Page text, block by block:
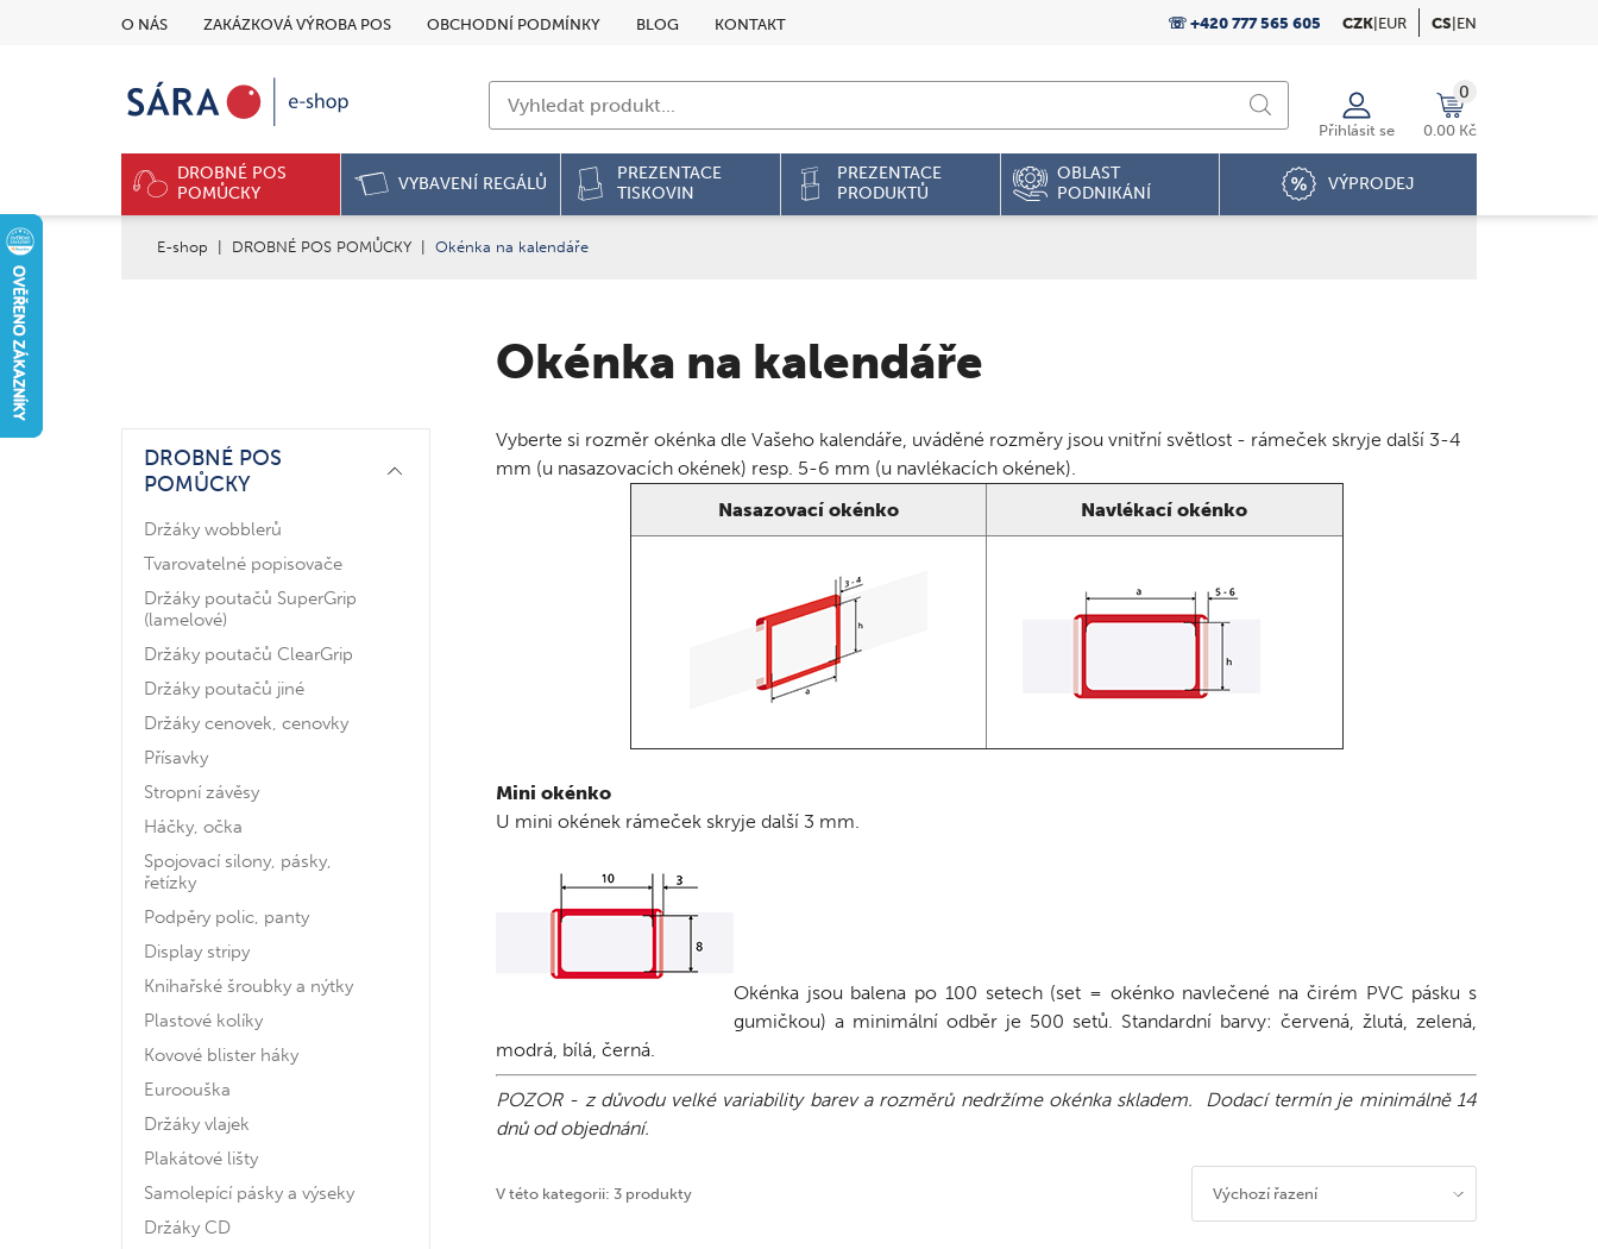
O NÁS ZAKÁZKOVÁ VÝROBA POS OBCHODNÍ PODMÍNKY BLOG KONTAKT ☏ +420 777 565 605 CZK|EUR CS|EN
Přihlásit se
0
0.00 Kč
DROBNÉ POS
POMŮCKY
VYBAVENÍ REGÁLŮ
PREZENTACE
TISKOVIN
PREZENTACE
PRODUKTŮ
OBLAST
PODNIKÁNÍ
VÝPRODEJ
E-shop DROBNÉ POS POMŮCKY Okénka na kalendáře
DROBNÉ POS
POMŮCKY
Držáky wobblerů
Tvarovatelné popisovače
Držáky poutačů SuperGrip
(lamelové)
Držáky poutačů ClearGrip
Držáky poutačů jiné
Držáky cenovek, cenovky
Přísavky
Stropní závěsy
Háčky, očka
Spojovací silony, pásky,
řetízky
Podpěry polic, panty
Display stripy
Knihařské šroubky a nýtky
Plastové kolíky
Kovové blister háky
Euroouška
Držáky vlajek
Plakátové lišty
Samolepící pásky a výseky
Držáky CD
Okénka na kalendáře
Vyberte si rozměr okénka dle Vašeho kalendáře, uváděné rozměry jsou vnitřní světlost - rámeček skryje další 3-4
mm (u nasazovacích okének) resp. 5-6 mm (u navlékacích okének).
Nasazovací okénko
Navlékací okénko
Mini okénko
U mini okének rámeček skryje další 3 mm.
Okénka jsou balena po 100 setech (set = okénko navlečené na čirém PVC pásku s
gumičkou) a minimální odběr je 500 setů. Standardní barvy: červená, žlutá, zelená,
modrá, bílá, černá.
POZOR - z důvodu velké variability barev a rozměrů nedržíme okénka skladem. Dodací termín je minimálně 14
dnů od objednání.
V této kategorii: 3 produkty Výchozí řazení